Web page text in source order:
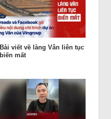
Bài viết về làng Vân liên tục
biến mất